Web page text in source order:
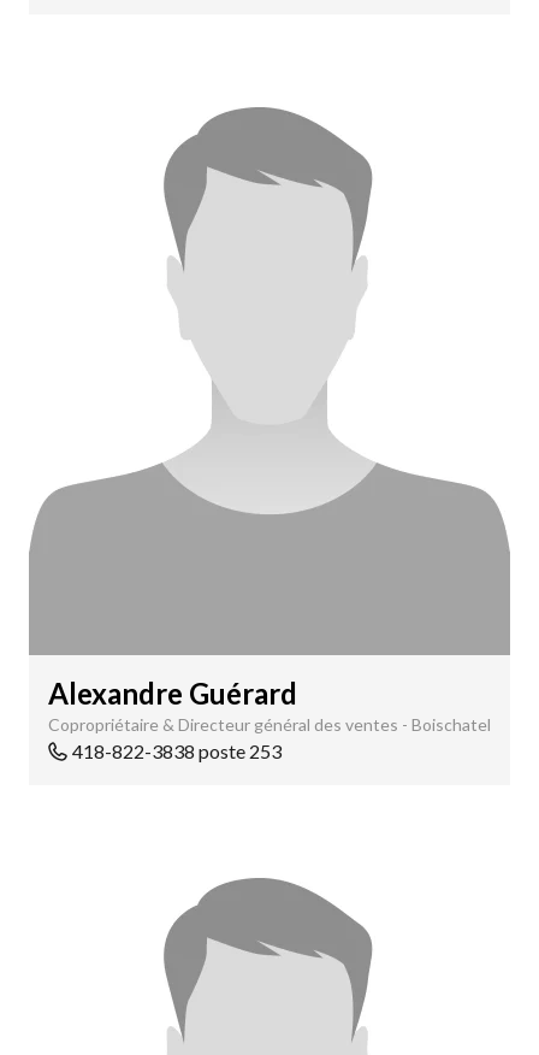
Alexandre Guérard
Copropriétaire & Directeur général des ventes - Boischatel
418-822-3838 poste 253